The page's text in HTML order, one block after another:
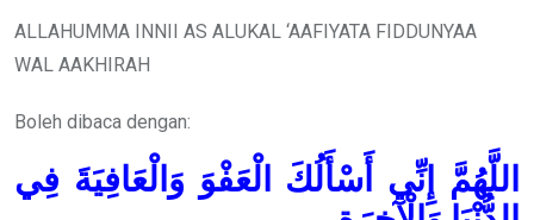
ALLAHUMMA INNII AS ALUKAL ‘AAFIYATA FIDDUNYAA
WAL AAKHIRAH
Boleh dibaca dengan:
اللَّهُمَّ إِنِّي أَسْأَلُكَ الْعَفْوَ وَالْعَافِيَةَ فِي